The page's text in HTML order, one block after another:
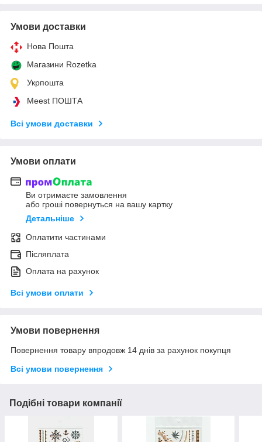
Умови доставки
Нова Пошта
Магазини Rozetka
Укрпошта
Meest ПОШТА
Всі умови доставки
Умови оплати
Ви отримаєте замовлення
або гроші повернуться на вашу картку
Детальніше
Оплатити частинами
Післяплата
Оплата на рахунок
Всі умови оплати
Умови повернення
Повернення товару впродовж 14 днів за рахунок покупця
Всі умови повернення
Подібні товари компанії